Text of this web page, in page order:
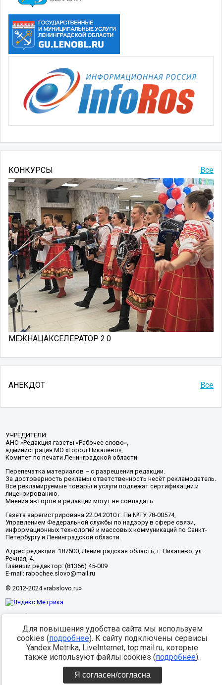
Все
КОНКУРСЫ
МЕЖНАЦАКСЕЛЕРАТОР 2.0
АНЕКДОТ Все
УЧРЕДИТЕЛИ:
АНО «Редакция газеты «Рабочее слово»,
администрация МО «Город Пикалёво»,
Комитет по печати Ленинградской области
Перепечатка материалов – с разрешения редакции.
За достоверность рекламы ответственность несёт рекламодатель.
Все рекламируемые товары и услуги подлежат сертификации и
лицензированию.
Мнения авторов и редакции могут не совпадать.
Газета зарегистрирована 22.04.2010 г. Пи №ТУ 78-00574,
Управлением Федеральной службы по надзору в сфере связи,
информационных технологий и массовых коммуникаций по Санкт-
Петербургу и Ленинградской области.
Адрес редакции: 187600, Ленинградская область, г. Пикалёво, ул.
Речная, 4.
Главный редактор: (81366) 45-009
E-mail: rabochee.slovo@mail.ru
© 2012-2024 «rabslovo.ru»
Разработка -
Для повышения удобства сайта мы используем
cookies (подробнее). К сайту подключены сервисы
Yandex.Metrika, LiveInternet, top.mail.ru, которые
также используют файлы cookies (подробнее).
Я согласен/согласна